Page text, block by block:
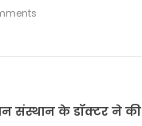
संस्थान के डॉक्टर ने की